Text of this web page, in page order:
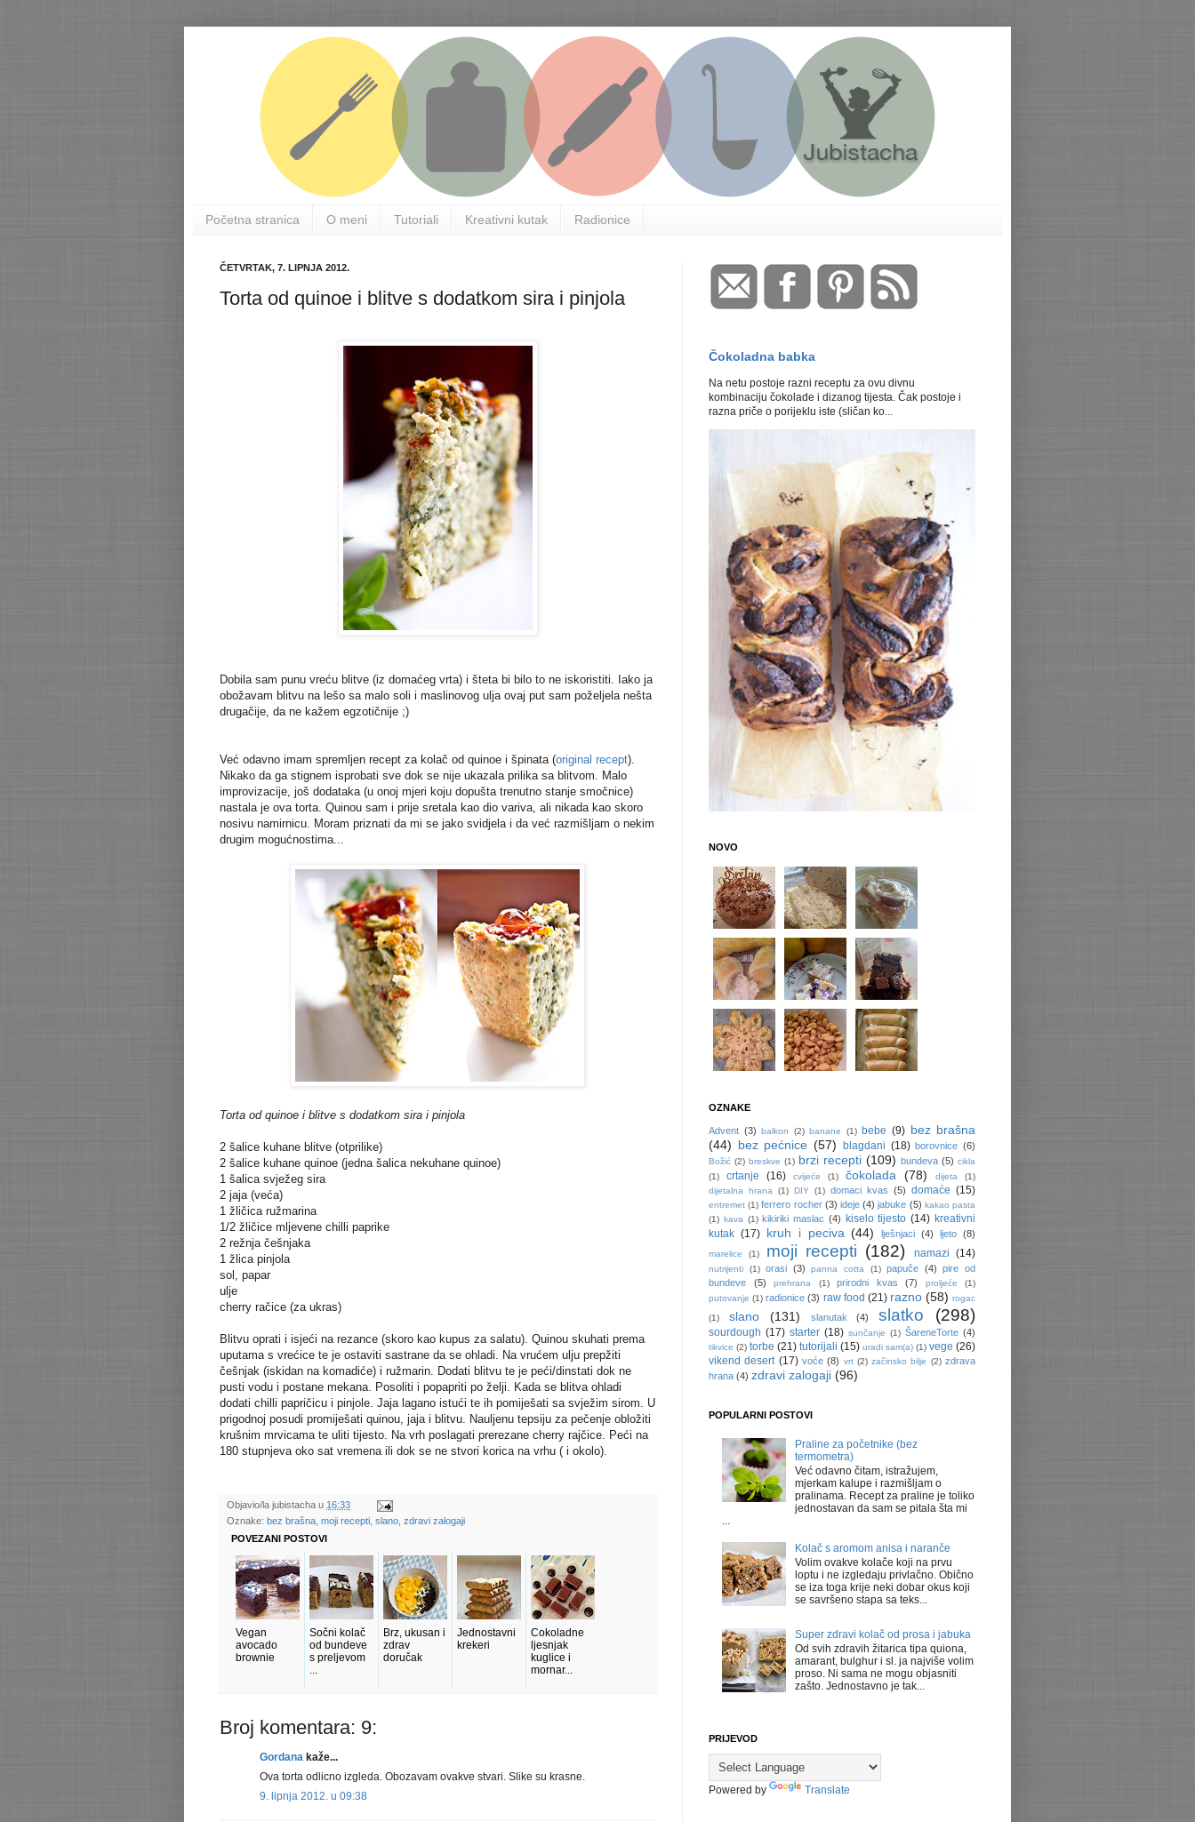
Početna stranica O meni Tutoriali Kreativni kutak Radionice
ČETVRTAK, 7. LIPNJA 2012.
Torta od quinoe i blitve s dodatkom sira i pinjola
Dobila sam punu vreću blitve (iz domaćeg vrta) i šteta bi bilo to ne iskoristiti. Iako ja
obožavam blitvu na lešo sa malo soli i maslinovog ulja ovaj put sam poželjela nešta
drugačije, da ne kažem egzotičnije ;)
Već odavno imam spremljen recept za kolač od quinoe i špinata (original recept).
Nikako da ga stignem isprobati sve dok se nije ukazala prilika sa blitvom. Malo
improvizacije, još dodataka (u onoj mjeri koju dopušta trenutno stanje smočnice)
nastala je ova torta. Quinou sam i prije sretala kao dio variva, ali nikada kao skoro
nosivu namirnicu. Moram priznati da mi se jako svidjela i da već razmišljam o nekim
drugim mogućnostima...
Torta od quinoe i blitve s dodatkom sira i pinjola
2 šalice kuhane blitve (otprilike)
2 šalice kuhane quinoe (jedna šalica nekuhane quinoe)
1 šalica svježeg sira
2 jaja (veća)
1 žličica ružmarina
1/2 žličice mljevene chilli paprike
2 režnja češnjaka
1 žlica pinjola
sol, papar
ulje
cherry račice (za ukras)
Blitvu oprati i isjeći na rezance (skoro kao kupus za salatu). Quinou skuhati prema
uputama s vrećice te je ostaviti sastrane da se ohladi. Na vrućem ulju prepžiti
češnjak (iskidan na komadiće) i ružmarin. Dodati blitvu te je peći/dinstati dok ne
pusti vodu i postane mekana. Posoliti i popapriti po želji. Kada se blitva ohladi
dodati chilli papričicu i pinjole. Jaja lagano istući te ih pomiješati sa svježim sirom. U
prigodnoj posudi promiješati quinou, jaja i blitvu. Nauljenu tepsiju za pečenje obložiti
krušnim mrvicama te uliti tijesto. Na vrh poslagati prerezane cherry rajčice. Peći na
180 stupnjeva oko sat vremena ili dok se ne stvori korica na vrhu ( i okolo).
Objavio/la jubistacha u 16:33
Oznake: bez brašna moji recepti slano zdravi zalogaji
POVEZANI POSTOVI
Vegan
avocado
brownie
Sočni kolač
od bundeve
s preljevom
...
Brz, ukusan i
zdrav
doručak
Jednostavni
krekeri
Cokoladne
ljesnjak
kuglice i
mornar...
Broj komentara: 9:
Gordana kaže...
Ova torta odlicno izgleda. Obozavam ovakve stvari. Slike su krasne.
9. lipnja 2012. u 09:38
Čokoladna babka
Na netu postoje razni receptu za ovu divnu
kombinaciju čokolade i dizanog tijesta. Čak postoje i
razna priče o porijeklu iste (sličan ko...
NOVO
OZNAKE
Advent (3) balkon (2) banane (1) bebe (9) bez brašna
(44) bez pećnice (57) blagdani (18) borovnice (6)
Božić (2) breskve (1) brzi recepti (109) bundeva (5) cikla
(1)
crtanje (16) cvijeće (1) čokolada (78) dijeta
(1)
dijetalna hrana (1) DIY (1) domaci kvas (5) domaće (15)
entremet (1) ferrero rocher (3) ideje (4) jabuke (5) kakao pasta
(1) kava (1) kikiriki maslac (4) kiselo tijesto (14) kreativni
kutak (17) kruh i peciva (44) lješnjaci (4) ljeto (8)
marelice (1) moji recepti (182) namazi (14)
nutrijenti (1) orasi (3) panna cotta (1) papuče (4)
pire od
bundeve
(5) prehrana (1) prirodni kvas (7) proljeće
(1)
putovanje (1) radionice (3) raw food (21) razno (58) rogac
(1)
slano (131) slanutak (4) slatko (298)
sourdough (17) starter (18) sunčanje (1) ŠareneTorte (4)
tikvice (2) torbe (21) tutorijali (15) uradi sam(a) (1) vege (26)
vikend desert (17) voće (8) vrt (2) začinsko bilje (2) zdrava
hrana (4) zdravi zalogaji (96)
POPULARNI POSTOVI
Praline za početnike (bez
termometra)
Već odavno čitam, istražujem,
mjerkam kalupe i razmišljam o
pralinama. Recept za praline je toliko
jednostavan da sam se pitala šta mi
...
Kolač s aromom anisa i naranče
Volim ovakve kolače koji na prvu
loptu i ne izgledaju privlačno. Obično
se iza toga krije neki dobar okus koji
se savršeno stapa sa teks...
Super zdravi kolač od prosa i jabuka
Od svih zdravih žitarica tipa quiona,
amarant, bulghur i sl. ja najviše volim
proso. Ni sama ne mogu objasniti
zašto. Jednostavno je tak...
PRIJEVOD
Powered by Translate